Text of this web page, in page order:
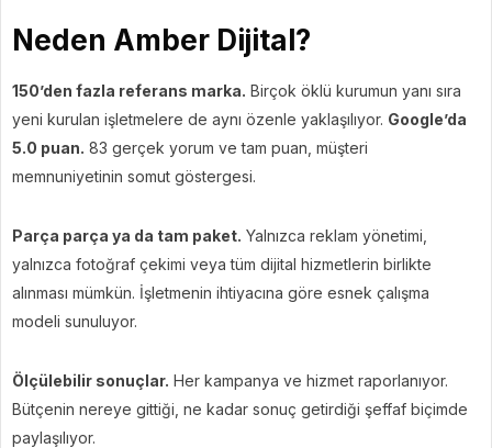
Neden Amber Dijital?
150’den fazla referans marka. Birçok öklü kurumun yanı sıra
yeni kurulan işletmelere de aynı özenle yaklaşılıyor. Google’da
5.0 puan. 83 gerçek yorum ve tam puan, müşteri
memnuniyetinin somut göstergesi.
Parça parça ya da tam paket. Yalnızca reklam yönetimi,
yalnızca fotoğraf çekimi veya tüm dijital hizmetlerin birlikte
alınması mümkün. İşletmenin ihtiyacına göre esnek çalışma
modeli sunuluyor.
Ölçülebilir sonuçlar. Her kampanya ve hizmet raporlanıyor.
Bütçenin nereye gittiği, ne kadar sonuç getirdiği şeffaf biçimde
paylaşılıyor.